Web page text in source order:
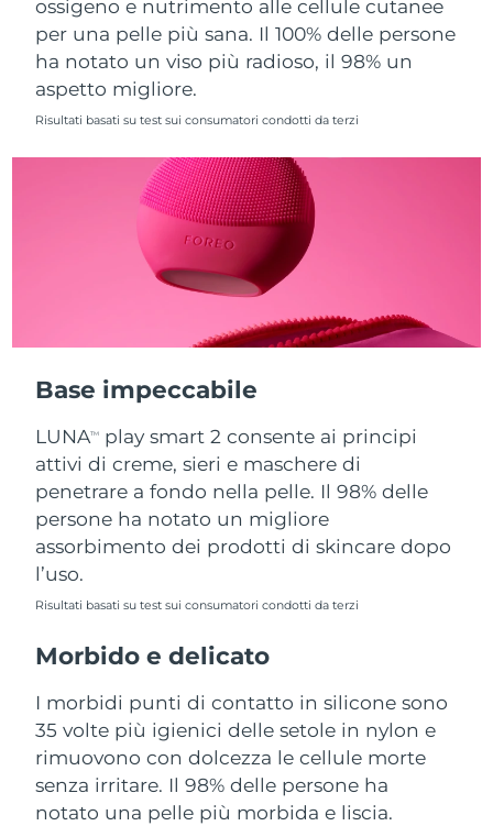
ossigeno e nutrimento alle cellule cutanee
per una pelle più sana. Il 100% delle persone
ha notato un viso più radioso, il 98% un
aspetto migliore.
Risultati basati su test sui consumatori condotti da terzi
Base impeccabile
LUNATM
play smart 2 consente ai principi
attivi di creme, sieri e maschere di
penetrare a fondo nella pelle. Il 98% delle
persone ha notato un migliore
assorbimento dei prodotti di skincare dopo
l’uso.
Risultati basati su test sui consumatori condotti da terzi
Morbido e delicato
I morbidi punti di contatto in silicone sono
35 volte più igienici delle setole in nylon e
rimuovono con dolcezza le cellule morte
senza irritare. Il 98% delle persone ha
notato una pelle più morbida e liscia.
Slovacchia Consegna stimata8/10/26
Slovenia
Corea del Sud Consegna stimata
Consegna stimata
Thailandia Consegna stimata
Turchia Consegna stimata
Emirati Arabi Uniti 8/11/26
Regno Unito Consegna stimata
Stati Uniti
Uzbekistan
Vietnam Consegna stimata 8/16/26